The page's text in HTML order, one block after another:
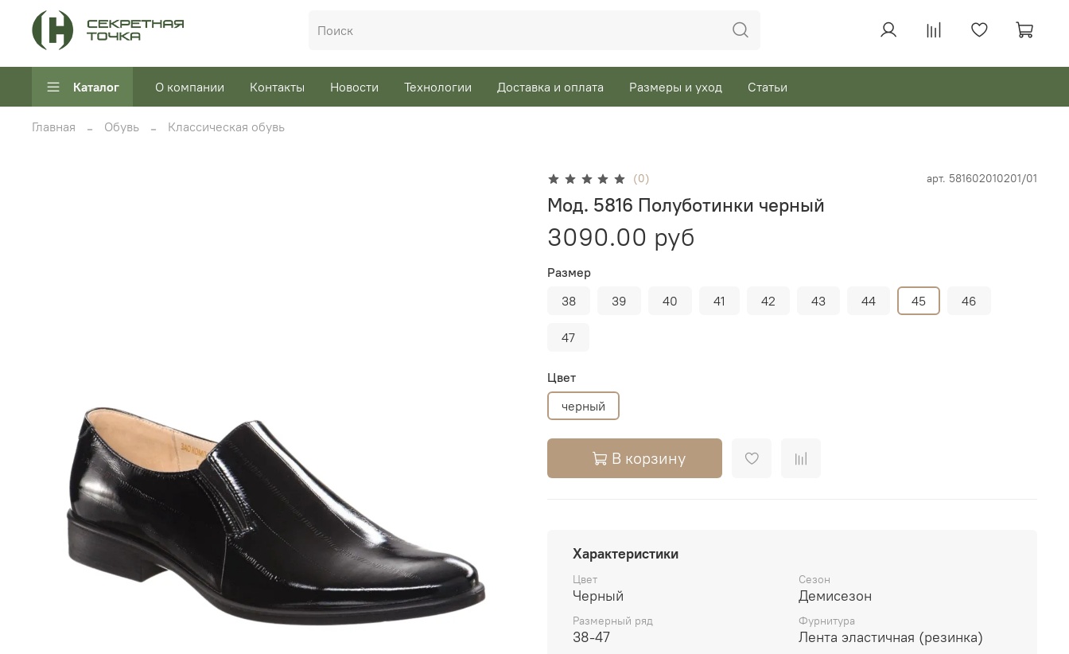
Каталог О компании Контакты Новости Технологии Доставка и оплата Размеры и уход Статьи
Главная Обувь Классическая обувь
(0) арт. 581602010201/01
Мод. 5816 Полуботинки черный
3090.00 руб
Размер
38
39 40 41 42 43 44 45 46
47
Цвет
черный
В корзину
Характеристики
Цвет
Черный
Сезон
Демисезон
Размерный ряд
38-47
Фурнитура
Лента эластичная (резинка)